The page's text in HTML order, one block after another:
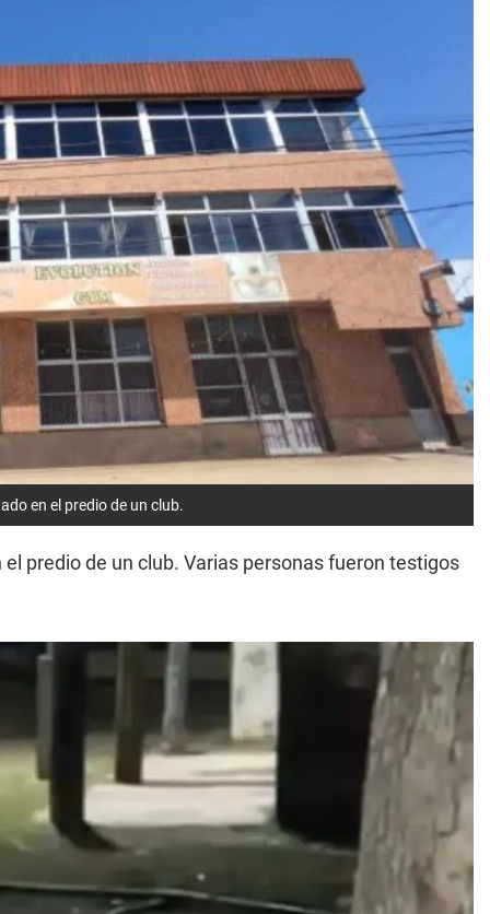
en el predio de un club.
predio de un club. Varias personas fueron testigos